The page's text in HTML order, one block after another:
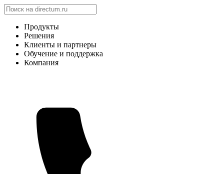
Продукты
Решения
Клиенты и партнеры
Обучение и поддержка
Компания